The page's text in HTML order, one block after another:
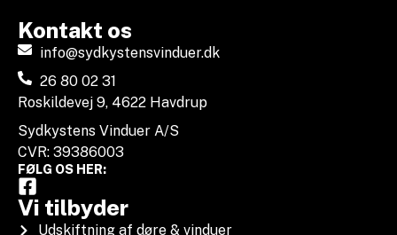
Kontakt os
info@sydkystensvinduer.dk
26 80 02 31
Roskildevej 9, 4622 Havdrup
Sydkystens Vinduer A/S
CVR: 39386003
FØLG OS HER:
Vi tilbyder
Udskiftning af døre & vinduer